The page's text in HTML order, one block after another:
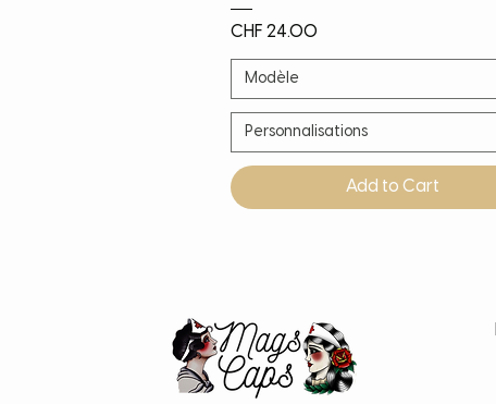
Price
CHF 24.00
Modèle
Personnalisations
Add to Cart